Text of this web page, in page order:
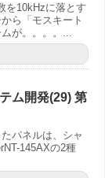
を10kHzに落とす
ら「モスキート
が。。。。...
ム開発(29) 第
パネルは、シャ
145AXの2種